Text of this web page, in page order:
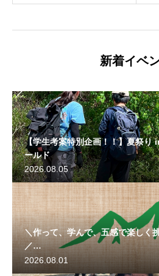
新着イベ
【学生考案特別企画！！】夏祭り
ールド
2026.08.05
＼作って、学んで、五感で楽しく
／
アドベンチャーフィールド9～10月
2026.08.01